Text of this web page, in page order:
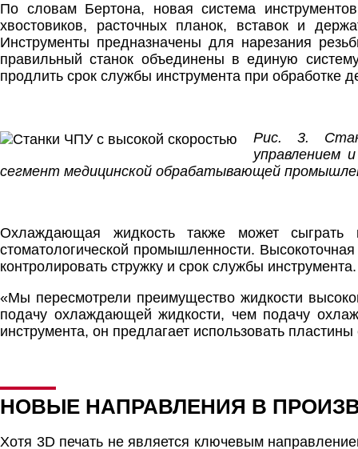
По словам Бертона, новая система
хвостовиков, расточных планок, вставок и
Инструменты предназначены для нарезания
правильный станок объединены в единую
продлить срок службы инструмента при обработке
Рис. 3.
управлением
сегмент медицинской обрабатывающей
Охлаждающая жидкость также может
стоматологической промышленности.
контролировать стружку и срок службы инструмента.
«Мы пересмотрели преимущество жидкости
подачу охлаждающей жидкости, чем подачу
инструмента, он предлагает использовать
НОВЫЕ НАПРАВЛЕНИЯ В
Хотя 3D печать не является ключевым